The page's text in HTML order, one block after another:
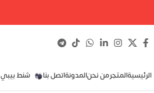
الرئيسيةالمتجرمن نحنالمدونةاتصل بنا شنط بيبي